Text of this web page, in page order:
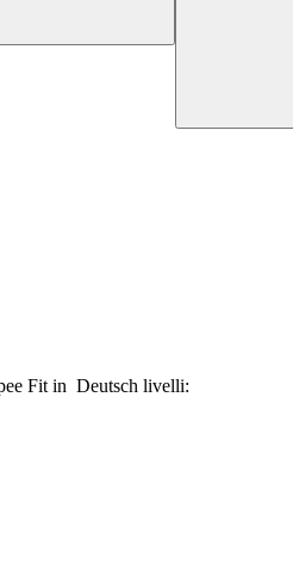
Fit in Deutsch livelli: